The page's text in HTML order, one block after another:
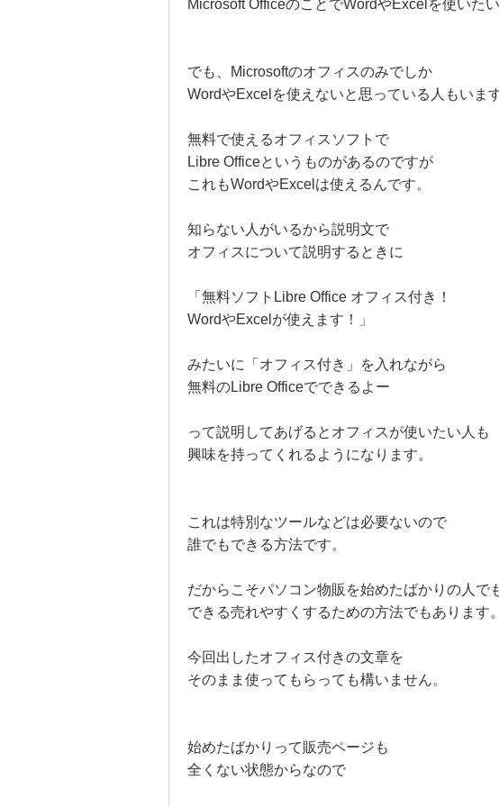
Microsoft OfficeのことでWordやExcelを使いたい
でも、Microsoftのオフィスのみでしか
WordやExcelを使えないと思っている人もいます
無料で使えるオフィスソフトで
Libre Officeというものがあるのですが
これもWordやExcelは使えるんです。
知らない人がいるから説明文で
オフィスについて説明するときに
「無料ソフトLibre Office オフィス付き！
WordやExcelが使えます！」
みたいに「オフィス付き」を入れながら
無料のLibre Officeでできるよー
って説明してあげるとオフィスが使いたい人も
興味を持ってくれるようになります。
これは特別なツールなどは必要ないので
誰でもできる方法です。
だからこそパソコン物販を始めたばかりの人で
できる売れやすくするための方法でもあります。
今回出したオフィス付きの文章を
そのまま使ってもらっても構いません。
始めたばかりって販売ページも
全くない状態からなので